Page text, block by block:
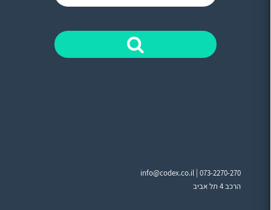
info@codex.co.il |073-2270-270
הרכב 4 תל אביב